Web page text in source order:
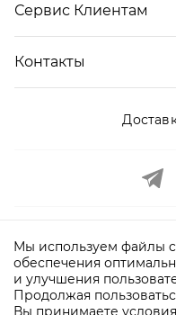
Сервис Клиентам
Контакты
© 2009-2026
Мы используем файлы
обеспечения
и улучшения
Продолжая
Вы принимаете условия